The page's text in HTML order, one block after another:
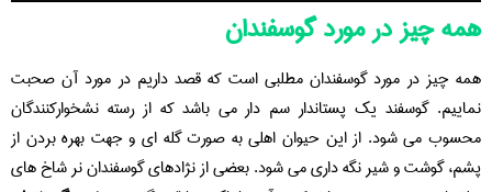
همه چیز در مورد گوسفندان
همه چیز در مورد گوسفندان مطلبی است که قصد داریم در مورد آن صحبت
نماییم. گوسفند یک پستاندار سم دار می باشد که از رسته نشخوارکنندگان
محسوب می شود. از این حیوان اهلی به صورت گله ای و جهت بهره بردن از
پشم، گوشت و شیر نگه داری می شود. بعضی از نژادهای گوسفندان نر شاخ های